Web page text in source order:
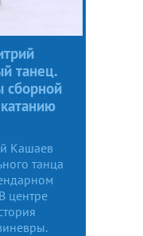
танец.
сборной
Кашаев
танца
центре